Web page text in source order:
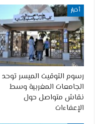
أخبار
رسوم التوقيت الميسر توحد
الجامعات المغربية وسط
نقاش متواصل حول
الإعفاءات